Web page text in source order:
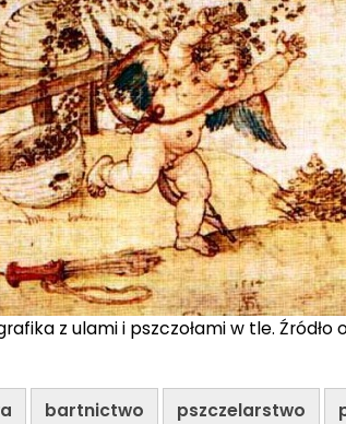
z ulami i pszczołami w tle.
bartnictwo pszczelarstwo